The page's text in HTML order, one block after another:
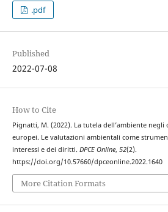
.pdf
Published
2022-07-08
How to Cite
Pignatti, M. (2022). La tutela dell’ambiente
europei. Le valutazioni ambientali come
interessi e dei diritti. DPCE Online, 52(2).
https://doi.org/10.57660/dpceonline.2022.1640
More Citation Formats